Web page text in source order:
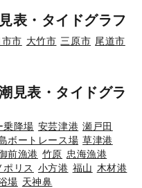
表・タイドグラフ
市 大竹市 三原市 尾道市
見表・タイドグラ
乗降場 安芸津港 瀬戸田
ボートレース場 草津港
前漁港 竹原 忠海漁港
ポリス 小方港 福山 木材港
場 天神鼻